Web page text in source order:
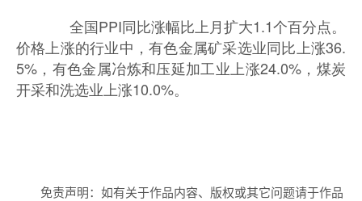
全国PPI同比涨幅比上月扩大1.1个百分点。
价格上涨的行业中，有色金属矿采选业同比上涨36.
5%，有色金属冶炼和压延加工业上涨24.0%，煤炭
开采和洗选业上涨10.0%。
免责声明：如有关于作品内容、版权或其它问题请于作品